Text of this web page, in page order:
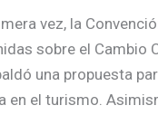
vez, la
sobre el Cambio
una propuesta
en el turismo.